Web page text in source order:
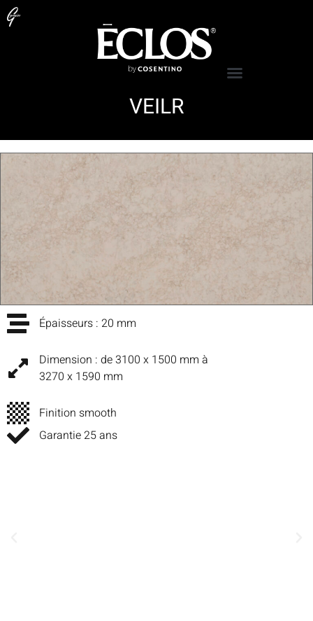
VEILR
Épaisseurs : 20 mm
Dimension : de 3100 x 1500 mm à
3270 x 1590 mm
Finition smooth
Garantie 25 ans